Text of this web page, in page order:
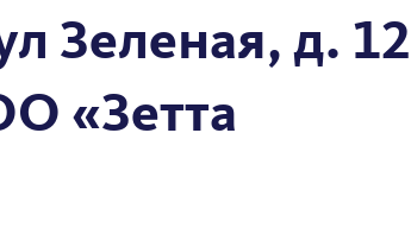
Зеленая, д.
«Зетта